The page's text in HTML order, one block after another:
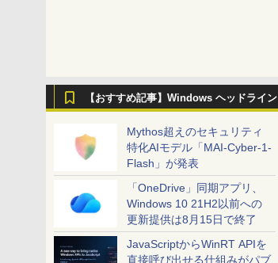
【おすすめ記事】Windows ヘッドライン
Mythos超えのセキュリティ
特化AIモデル「MAI-Cyber-1-
Flash」が発表
「OneDrive」同期アプリ、
Windows 10 21H2以前への
更新提供は8月15日で終了
JavaScriptからWinRT APIを
直接呼び出せる仕組みがパブ